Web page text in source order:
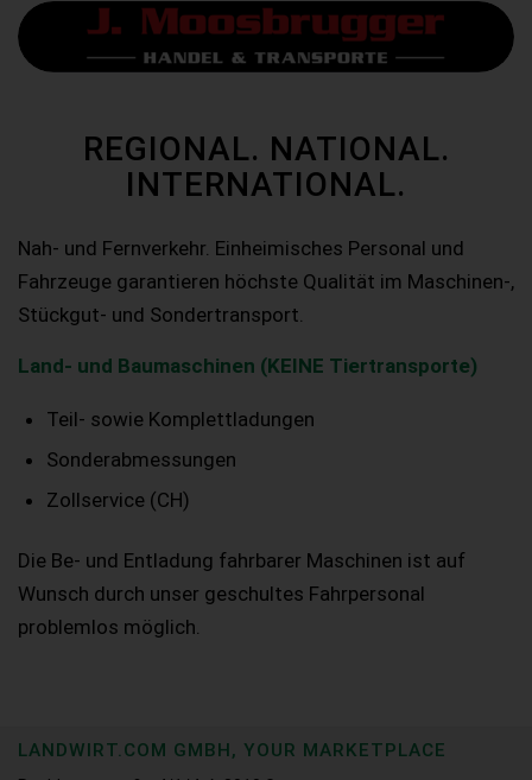
REGIONAL. NATIONAL.
INTERNATIONAL.
Nah- und Fernverkehr. Einheimisches Personal und
Fahrzeuge garantieren höchste Qualität im Maschinen-,
Stückgut- und Sondertransport.
Land- und Baumaschinen (KEINE Tiertransporte)
Teil- sowie Komplettladungen
Sonderabmessungen
Zollservice (CH)
Die Be- und Entladung fahrbarer Maschinen ist auf
Wunsch durch unser geschultes Fahrpersonal
problemlos möglich.
LANDWIRT.COM GMBH, YOUR MARKETPLACE